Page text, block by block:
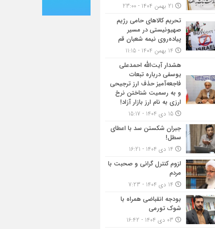
تحریم کالاهای حامی رژیم
صهیونیستی در مسیر
پیاده‌روی نیمه شعبان قم
هشدار آیت‌الله احمدعلی
یوسفی درباره تبعات
فاجعه‌آمیز حذف ارز ترجیحی
و به رسمیت شناختن نرخ
ارزی به نام ارز بازار آزاد!
جبران شکستن سد با اعطای
سطل!
لزوم کنترل گرانی و صحبت با
مردم
بودجه انقباضی همراه با
شوک تورمی